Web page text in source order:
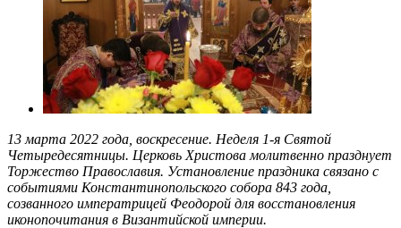
13 марта 2022 года, воскресение. Неделя 1-я Святой
Четыредесятницы. Церковь Христова молитвенно празднует
Торжество Православия. Установление праздника связано с
событиями Константинопольского собора 843 года,
созванного императрицей Феодорой для восстановления
иконопочитания в Византийской империи.